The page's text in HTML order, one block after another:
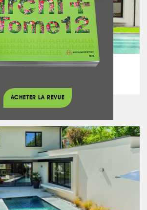
Maison contemporaine
ACHETER LA REVUE